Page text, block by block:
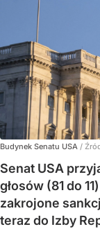
Budynek Senatu USA /
Senat USA
głosów (81 do
zakrojone
teraz do Izby